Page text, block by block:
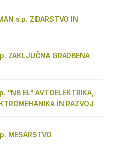
s.p. ZIDARSTVO IN
ZAKLJUČNA GRADBENA
"NB EL" AVTOELEKTRIKA,
IN RAZVOJ
MESARSTVO